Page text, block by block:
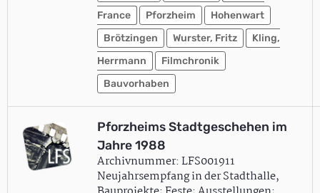
France
Pforzheim
Hohenwart
Brötzingen
Wurster, Fritz
Kling,
Herrmann
Filmchronik
Bauvorhaben
Pforzheims Stadtgeschehen im
Jahre 1988
Archivnummer: LFS001911
Neujahrsempfang in der Stadthalle,